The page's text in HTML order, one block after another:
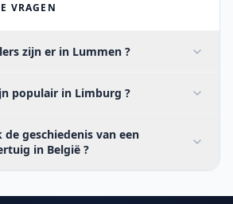
VRAGEN
zijn er in Lummen ?
populair in Limburg ?
geschiedenis van een
in België ?